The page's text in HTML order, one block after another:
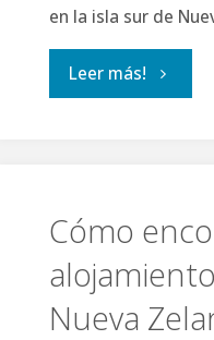
en la isla sur de
Leer más! "Lo
isla
sur
Cómo
Nueva